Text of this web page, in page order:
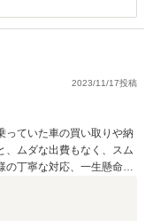
ります。 貴重なご意見
2023/11/17投稿
っていた車の買い取りや納
、ムダな出費もなく、スム
の丁寧な対応、一生懸命さ
寧に対応していただきま